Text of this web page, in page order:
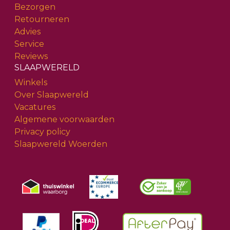
Bezorgen
Retourneren
Advies
Service
Reviews
SLAAPWERELD
Winkels
Over Slaapwereld
Vacatures
Algemene voorwaarden
Privacy policy
Slaapwereld Woerden